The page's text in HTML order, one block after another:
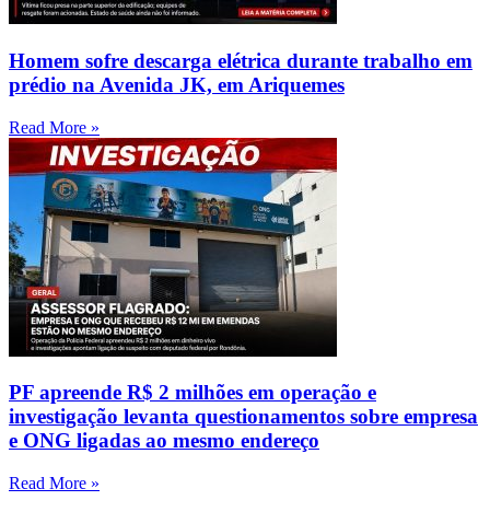
Homem sofre descarga elétrica durante trabalho em
prédio na Avenida JK, em Ariquemes
Read More »
PF apreende R$ 2 milhões em operação e
investigação levanta questionamentos sobre empresa
e ONG ligadas ao mesmo endereço
Read More »